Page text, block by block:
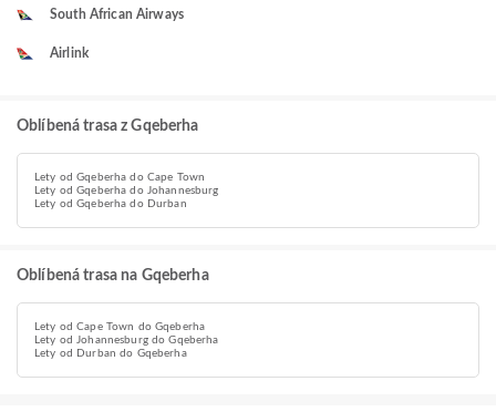
South African Airways
Airlink
Oblíbená trasa z Gqeberha
Lety od Gqeberha do Cape Town
Lety od Gqeberha do Johannesburg
Lety od Gqeberha do Durban
Oblíbená trasa na Gqeberha
Lety od Cape Town do Gqeberha
Lety od Johannesburg do Gqeberha
Lety od Durban do Gqeberha